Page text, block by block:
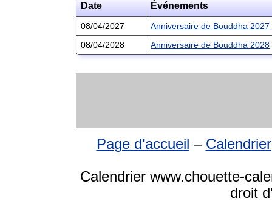
Date Événements
08/04/2027
Anniversaire de Bouddha 2027
08/04/2028
Anniversaire de Bouddha 2028
Page d'accueil – Calendrier
Calendrier www.chouette-
droit